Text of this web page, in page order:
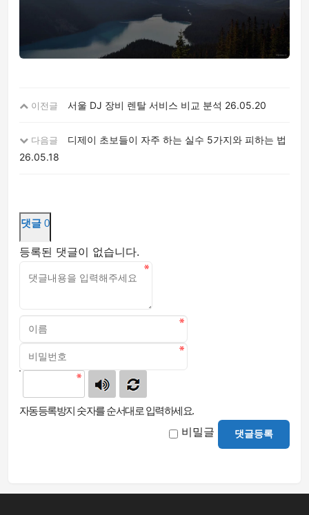
이전글 서울 DJ 장비 렌탈 서비스 비교 분석 26.05.20
다음글
디제이 초보들이 자주 하는 실수 5가지와 피하는 법
26.05.18
댓글 0
등록된 댓글이 없습니다.
자동등록방지 숫자를 순서대로 입력하세요.
비밀글 댓글등록